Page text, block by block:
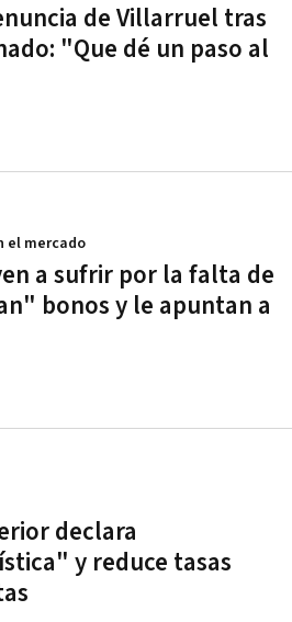
de Villarruel tras
"Que dé un paso al
a sufrir por la falta de
bonos y le apuntan a
el mercado
declara
y reduce tasas